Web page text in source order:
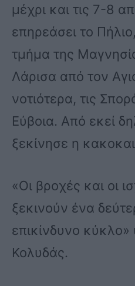
μέχρι και τις 7-8
επηρεάσει το
τμήμα της
Λάρισα από τον
νοτιότερα, τις
Εύβοια. Από εκεί
ξεκίνησε η
«Οι βροχές και οι
ξεκινούν ένα
επικίνδυνο
Κολυδάς.